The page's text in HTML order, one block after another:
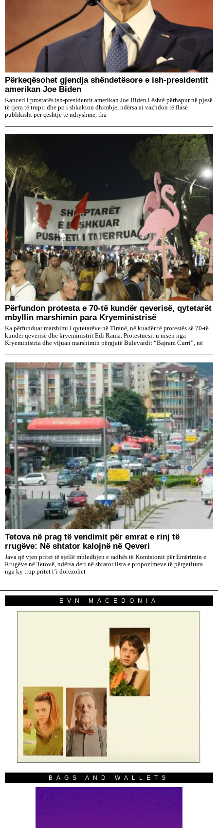
Përkeqësohet gjendja shëndetësore e ish-presidentit
amerikan Joe Biden
Kanceri i prostatës ish-presidentit amerikan Joe Biden i është përhapur në pjesë
të tjera të trupit dhe po i shkakton dhimbje, ndërsa ai vazhdon të flasë
publikisht për çështje të ndryshme, tha
Përfundon protesta e 70-të kundër qeverisë, qytetarët
mbyllin marshimin para Kryeministrisë
Ka përfunduar marshimi i qytetarëve në Tiranë, në kuadër të protestës së 70-të
kundër qeverisë dhe kryeministrit Edi Rama. Protestuesit u nisën nga
Kryeministria dhe vijuan marshimin përgjatë Bulevardit “Bajram Curri”, në
Tetova në prag të vendimit për emrat e rinj të
rrugëve: Në shtator kalojnë në Qeveri
Java që vjen pritet të sjellë mbledhjen e radhës të Komisionit për Emërimin e
Rrugëve në Tetovë, ndërsa deri në shtator lista e propozimeve të përgatitura
nga ky trup pritet t’i dorëzohet
EVN MACEDONIA
BAGS AND WALLETS